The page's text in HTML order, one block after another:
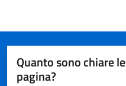
Quanto sono chiare
pagina?